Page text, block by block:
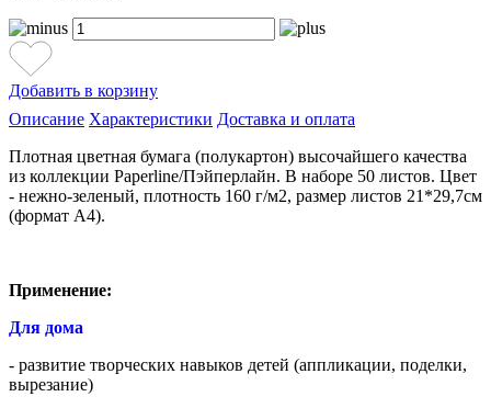
Добавить в корзину
Описание Характеристики Доставка и оплата
Плотная цветная бумага (полукартон) высочайшего качества
из коллекции Paperline/Пэйперлайн. В наборе 50 листов. Цвет
- нежно-зеленый, плотность 160 г/м2, размер листов 21*29,7см
(формат А4).
Применение:
Для дома
- развитие творческих навыков детей (аппликации, поделки,
вырезание)